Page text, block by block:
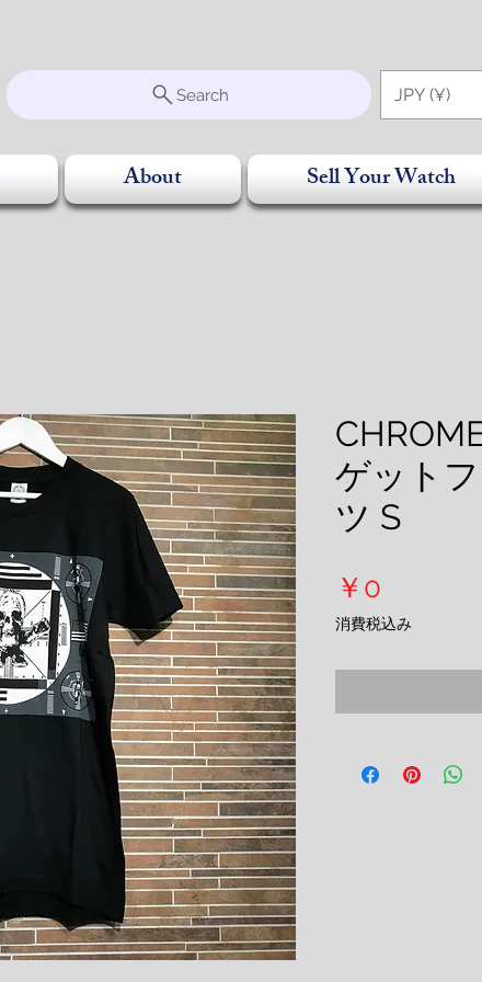
Search JPY (¥)
About Sell Your Watch
ゲット
ツ S
￥0
格
消費税込み